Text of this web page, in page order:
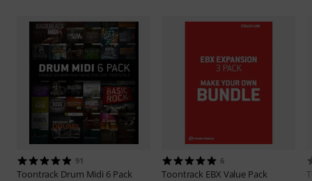
91
Toontrack Drum Midi 6 Pack
6
Toontrack EBX Value Pack